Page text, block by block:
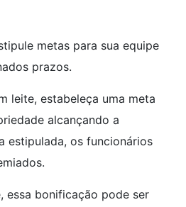
metas para sua equipe
prazos.
leite, estabeleça uma meta
alcançando a
estipulada, os funcionários
essa bonificação pode ser